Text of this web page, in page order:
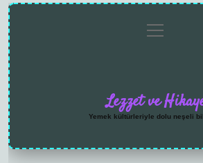
menüyü
aç
Lezzet ve
Yemek kültürleriyle dolu neşeli